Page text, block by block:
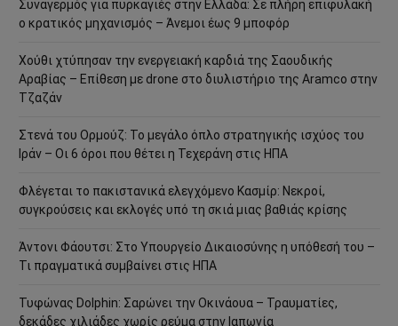
Συναγερμός για πυρκαγιές στην Ελλάδα: Σε πλήρη επιφυλακή
ο κρατικός μηχανισμός – Άνεμοι έως 9 μποφόρ
Χούθι χτύπησαν την ενεργειακή καρδιά της Σαουδικής
Αραβίας – Επίθεση με drone στο διυλιστήριο της Aramco στην
Τζαζάν
Στενά του Ορμούζ: Το μεγάλο όπλο στρατηγικής ισχύος του
Ιράν – Οι 6 όροι που θέτει η Τεχεράνη στις ΗΠΑ
Φλέγεται το πακιστανικά ελεγχόμενο Κασμίρ: Νεκροί,
συγκρούσεις και εκλογές υπό τη σκιά μιας βαθιάς κρίσης
Άντονι Φάουτσι: Στο Υπουργείο Δικαιοσύνης η υπόθεσή του –
Τι πραγματικά συμβαίνει στις ΗΠΑ
Τυφώνας Dolphin: Σαρώνει την Οκινάουα – Τραυματίες,
δεκάδες χιλιάδες χωρίς ρεύμα στην Ιαπωνία